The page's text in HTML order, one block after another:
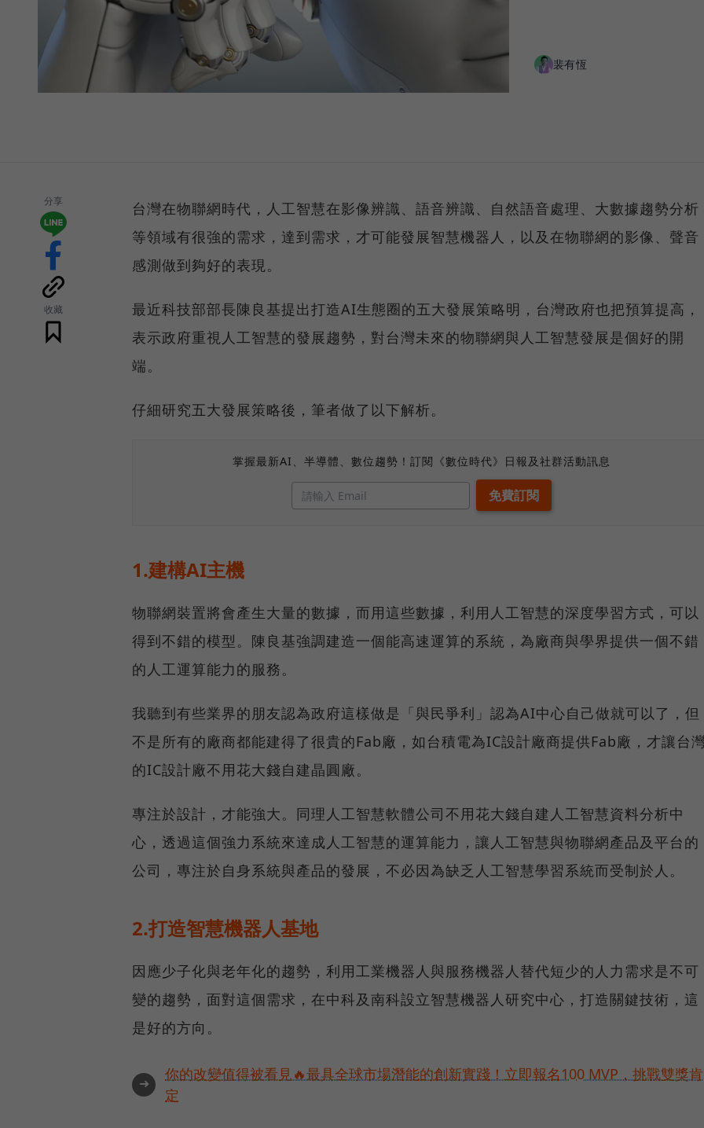
裴有恆
分享
收藏
台灣在物聯網時代，人工智慧在影像辨識、語音辨識、自然語音處理、大數據趨勢分析
等領域有很強的需求，達到需求，才可能發展智慧機器人，以及在物聯網的影像、聲音
感測做到夠好的表現。
最近科技部部長陳良基提出打造AI生態圈的五大發展策略明，台灣政府也把預算提高，
表示政府重視人工智慧的發展趨勢，對台灣未來的物聯網與人工智慧發展是個好的開
端。
仔細研究五大發展策略後，筆者做了以下解析。
掌握最新AI、半導體、數位趨勢！訂閱《數位時代》日報及社群活動訊息
1.建構AI主機
物聯網裝置將會產生大量的數據，而用這些數據，利用人工智慧的深度學習方式，可以
得到不錯的模型。陳良基強調建造一個能高速運算的系統，為廠商與學界提供一個不錯
的人工運算能力的服務。
我聽到有些業界的朋友認為政府這樣做是「與民爭利」認為AI中心自己做就可以了，但
不是所有的廠商都能建得了很貴的Fab廠，如台積電為IC設計廠商提供Fab廠，才讓台
的IC設計廠不用花大錢自建晶圓廠。
專注於設計，才能強大。同理人工智慧軟體公司不用花大錢自建人工智慧資料分析中
心，透過這個強力系統來達成人工智慧的運算能力，讓人工智慧與物聯網產品及平台的
公司，專注於自身系統與產品的發展，不必因為缺乏人工智慧學習系統而受制於人。
2.打造智慧機器人基地
因應少子化與老年化的趨勢，利用工業機器人與服務機器人替代短少的人力需求是不可
變的趨勢，面對這個需求，在中科及南科設立智慧機器人研究中心，打造關鍵技術，這
是好的方向。
➜
你的改變值得被看見🔥最具全球市場潛能的創新實踐！立即報名100 MVP，挑戰雙獎肯
定